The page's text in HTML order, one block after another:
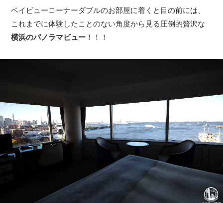
ベイビューコーナーダブルのお部屋に着くと目の前には、
これまでに体験したことのない角度から見る圧倒的贅沢な
横浜のパノラマビュー ！！！